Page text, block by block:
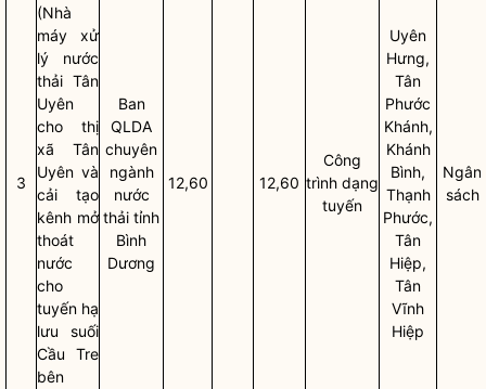
3
(Nhà
máy xử
lý nước
thải Tân
Uyên
cho thị
xã Tân
Uyên và
cải tạo
kênh mở
thoát
nước
cho
tuyến hạ
lưu suối
Cầu Tre
bên
Ban
QLDA
chuyên
ngành
nước
thải tỉnh
Bình
Dương
12,60 12,60
Công
trình dạng
tuyến
Uyên
Hưng,
Tân
Phước
Khánh,
Khánh
Bình,
Thạnh
Phước,
Tân
Hiệp,
Tân
Vĩnh
Hiệp
Ngân
sách